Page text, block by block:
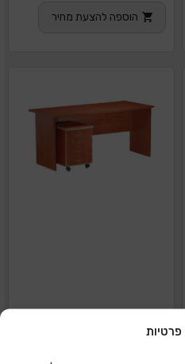
פרטיות
הוספה להצעת מחיר